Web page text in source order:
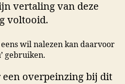
vertaling van deze
voltooid.
wil nalezen kan daarvoor
gebruiken.
overpeinzing bij dit